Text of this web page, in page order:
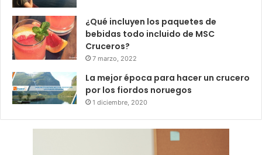
¿Qué incluyen los paquetes de
bebidas todo incluido de MSC
Cruceros?
7 marzo, 2022
La mejor época para hacer un crucero
por los fiordos noruegos
1 diciembre, 2020